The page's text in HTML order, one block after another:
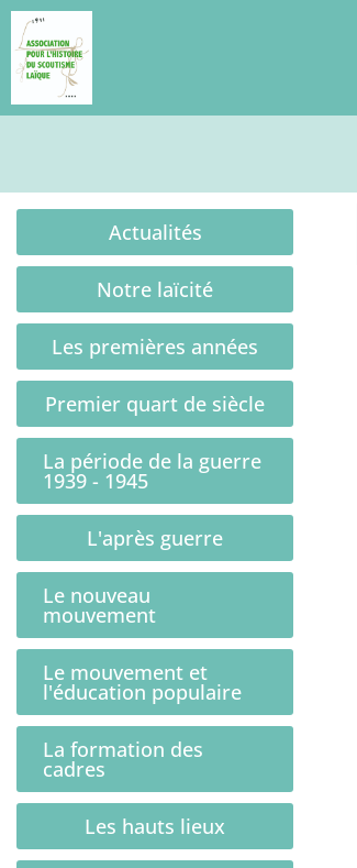
Actualités
Notre laïcité
Les premières années
Premier quart de siècle
La période de la guerre
1939 - 1945
L'après guerre
Le nouveau
mouvement
Le mouvement et
l'éducation populaire
La formation des
cadres
Les hauts lieux